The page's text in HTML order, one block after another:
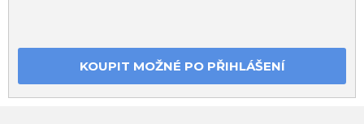
KOUPIT MOŽNÉ PO PŘIHLÁŠENÍ